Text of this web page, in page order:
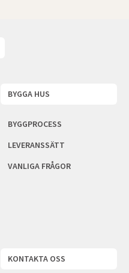
BYGGA HUS
BYGGPROCESS
LEVERANSSÄTT
VANLIGA FRÅGOR
KONTAKTA OSS